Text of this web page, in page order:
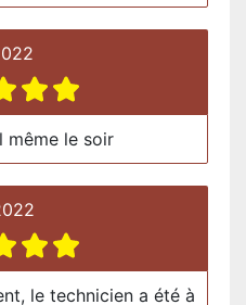
même le soir
le technicien a été à